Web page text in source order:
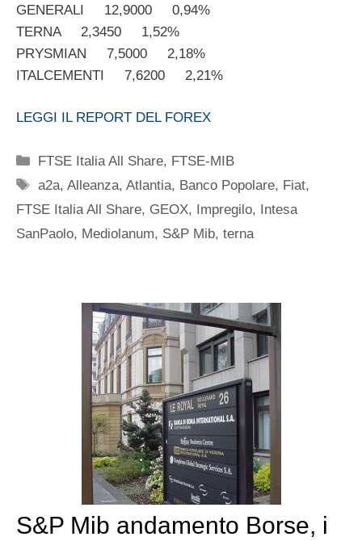
GENERALI 12,9000 0,94%
TERNA 2,3450 1,52%
PRYSMIAN 7,5000 2,18%
ITALCEMENTI 7,6200 2,21%
LEGGI IL REPORT DEL FOREX
Categorie
FTSE Italia All Share, FTSE-MIB
Tag
a2a,Alleanza,Atlantia, Banco Popolare, Fiat,
FTSE Italia All Share, GEOX, Impregilo, Intesa
SanPaolo, Mediolanum, S&P Mib, terna
S&P Mib andamento Borse, i